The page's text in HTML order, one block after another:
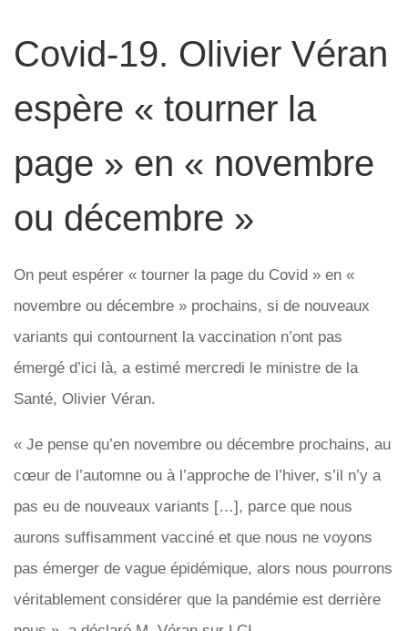
Covid-19. Olivier Véran
espère « tourner la
page » en « novembre
ou décembre »
On peut espérer « tourner la page du Covid » en «
novembre ou décembre » prochains, si de nouveaux
variants qui contournent la vaccination n’ont pas
émergé d’ici là, a estimé mercredi le ministre de la
Santé, Olivier Véran.
« Je pense qu’en novembre ou décembre prochains, au
cœur de l’automne ou à l’approche de l’hiver, s’il n’y a
pas eu de nouveaux variants […], parce que nous
aurons suffisamment vacciné et que nous ne voyons
pas émerger de vague épidémique, alors nous pourrons
véritablement considérer que la pandémie est derrière